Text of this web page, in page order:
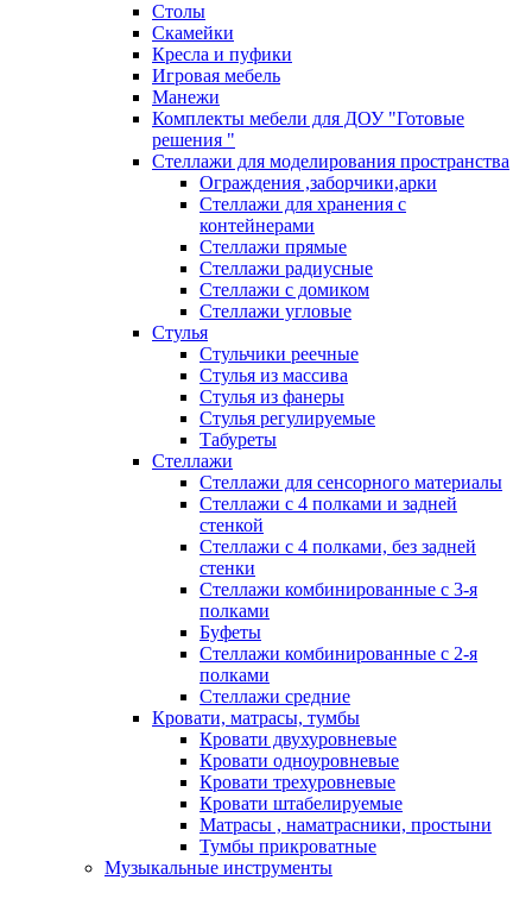
Столы
Скамейки
Кресла и пуфики
Игровая мебель
Манежи
Комплекты мебели для ДОУ "Готовые
решения "
Стеллажи для моделирования пространства
Ограждения ,заборчики,арки
Стеллажи для хранения с
контейнерами
Стеллажи прямые
Стеллажи радиусные
Стеллажи с домиком
Стеллажи угловые
Стулья
Стульчики реечные
Стулья из массива
Стулья из фанеры
Стулья регулируемые
Табуреты
Стеллажи
Стеллажи для сенсорного материалы
Стеллажи с 4 полками и задней
стенкой
Стеллажи с 4 полками, без задней
стенки
Стеллажи комбинированные с 3-я
полками
Буфеты
Стеллажи комбинированные с 2-я
полками
Стеллажи средние
Кровати, матрасы, тумбы
Кровати двухуровневые
Кровати одноуровневые
Кровати трехуровневые
Кровати штабелируемые
Матрасы , наматрасники, простыни
Тумбы прикроватные
Музыкальные инструменты